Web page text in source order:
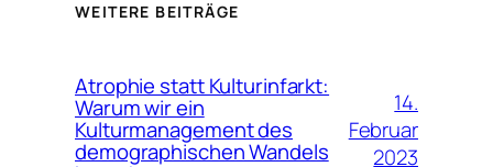
WEITERE BEITRÄGE
Atrophie statt Kulturinfarkt:
Warum wir ein
Kulturmanagement des
demographischen Wandels
14.
Februar
2023